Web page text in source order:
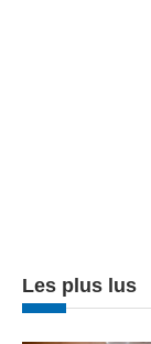
Les plus lus